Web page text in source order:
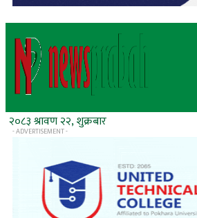
२०८३ श्रावण २२, शुक्रबार
- ADVERTISEMENT -